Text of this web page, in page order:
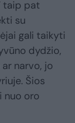
taip pat
su
gali taikyti
dydžio,
narvo, jo
Šios
nuo oro